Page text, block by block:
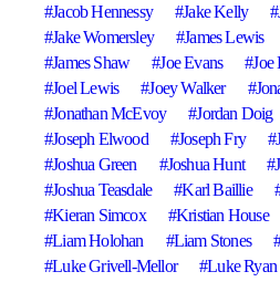
Jacob Hennessy
Jake Kelly
Jake Womersley
James Lewis
James Shaw
Joe Evans Joe
Joel Lewis
Joey Walker
Jonathan McEvoy
Jordan Doig
Joseph Elwood
Joseph Fry
Joshua Green
Joshua Hunt
Joshua Teasdale
Karl Baillie
Kieran Simcox
Kristian House
Liam Holohan
Liam Stones
Luke Grivell-Mellor
Luke Ryan